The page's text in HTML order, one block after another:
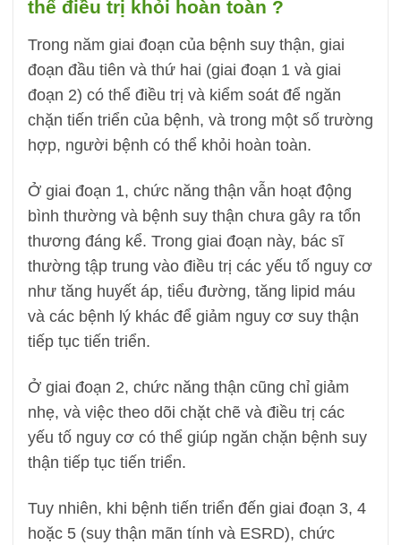
thể điều trị khỏi hoàn toàn ?
Trong năm giai đoạn của bệnh suy thận, giai
đoạn đầu tiên và thứ hai (giai đoạn 1 và giai
đoạn 2) có thể điều trị và kiểm soát để ngăn
chặn tiến triển của bệnh, và trong một số trường
hợp, người bệnh có thể khỏi hoàn toàn.
Ở giai đoạn 1, chức năng thận vẫn hoạt động
bình thường và bệnh suy thận chưa gây ra tổn
thương đáng kể. Trong giai đoạn này, bác sĩ
thường tập trung vào điều trị các yếu tố nguy cơ
như tăng huyết áp, tiểu đường, tăng lipid máu
và các bệnh lý khác để giảm nguy cơ suy thận
tiếp tục tiến triển.
Ở giai đoạn 2, chức năng thận cũng chỉ giảm
nhẹ, và việc theo dõi chặt chẽ và điều trị các
yếu tố nguy cơ có thể giúp ngăn chặn bệnh suy
thận tiếp tục tiến triển.
Tuy nhiên, khi bệnh tiến triển đến giai đoạn 3, 4
hoặc 5 (suy thận mãn tính và ESRD), chức